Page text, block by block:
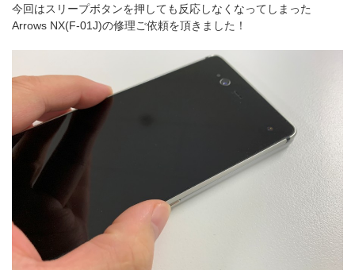
今回はスリープボタンを押しても反応しなくなってしまった
Arrows NX(F-01J)の修理ご依頼を頂きました！